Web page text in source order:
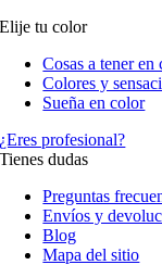
Elije tu color
Cosas a tener en
Colores y
Sueña en color
¿Eres profesional?
Tienes dudas
Preguntas
Envíos y
Blog
Mapa del sitio